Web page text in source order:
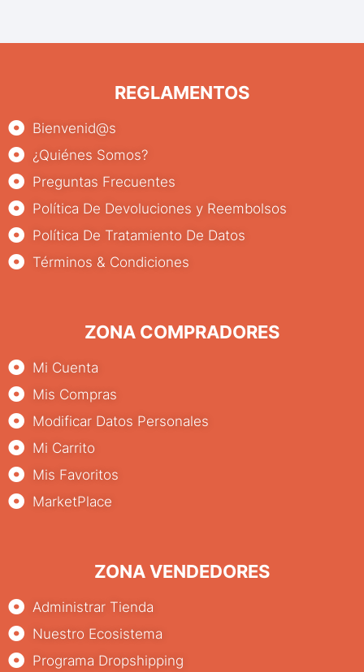
REGLAMENTOS
Bienvenid@s
¿Quiénes Somos?
Preguntas Frecuentes
Política De Devoluciones y Reembolsos
Política De Tratamiento De Datos
Términos & Condiciones
ZONA COMPRADORES
Mi Cuenta
Mis Compras
Modificar Datos Personales
Mi Carrito
Mis Favoritos
MarketPlace
ZONA VENDEDORES
Administrar Tienda
Nuestro Ecosistema
Programa Dropshipping